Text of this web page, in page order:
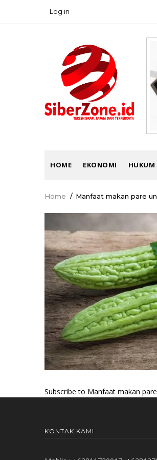
USER
ACCOUNT
Log in
MAIN
HOME EKONOMI HUKUM
Breadcrumb
Home / Manfaat makan pare
Subscribe to Manfaat makan
KONTAK KAMI